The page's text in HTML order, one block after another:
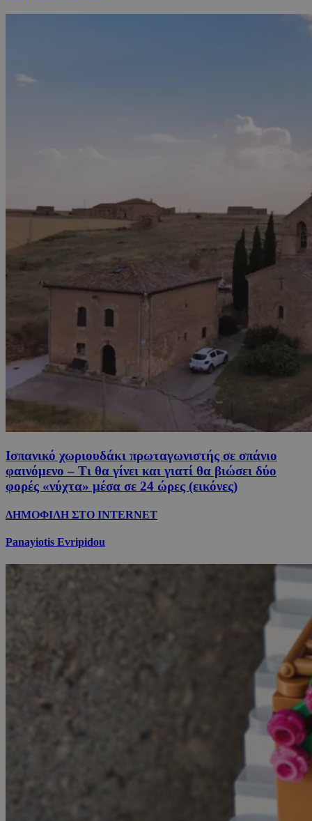
Ισπανικό χωριουδάκι πρωταγωνιστής σε σπάνιο
φαινόμενο – Τι θα γίνει και γιατί θα βιώσει δύο
φορές «νύχτα» μέσα σε 24 ώρες (εικόνες)
ΔΗΜΟΦΙΛΗ ΣΤΟ INTERNET
Panayiotis Evripidou